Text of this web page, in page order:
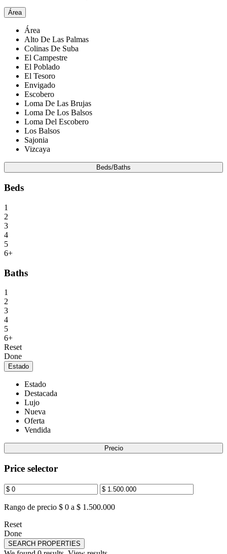
Área
Área
Alto De Las Palmas
Colinas De Suba
El Campestre
El Poblado
El Tesoro
Envigado
Escobero
Loma De Las Brujas
Loma De Los Balsos
Loma Del Escobero
Los Balsos
Sajonia
Vizcaya
Beds/Baths
Beds
1
2
3
4
5
6+
Baths
1
2
3
4
5
6+
Reset
Done
Estado
Estado
Destacada
Lujo
Nueva
Oferta
Vendida
Precio
Price selector
Rango de precio $ 0 a $ 1.500.000
Reset
Done
SEARCH PROPERTIES